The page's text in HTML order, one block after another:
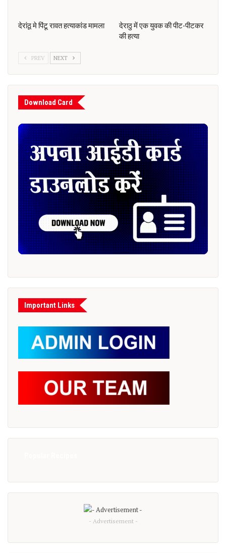
देरांठू मे पिंटू रावत हत्याकांड मामला
देराठु में एक युवक की पीट-पीटकर
की हत्या
PREV NEXT
Download Card
Important Links
- Advertisement -